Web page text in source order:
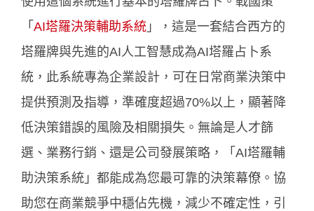
「 AI塔羅決策輔助系統 」，這是一套結合西方的
塔羅牌與先進的AI人工智慧成為AI塔羅占卜系
統，此系統專為企業設計，可在日常商業決策中
提供預測及指導，準確度超過70%以上，顯著降
低決策錯誤的風險及相關損失。無論是人才篩
選、業務行銷、還是公司發展策略，「AI塔羅輔
助決策系統」都能成為您最可靠的決策幕僚。協
助您在商業競爭中穩佔先機，減少不確定性，引